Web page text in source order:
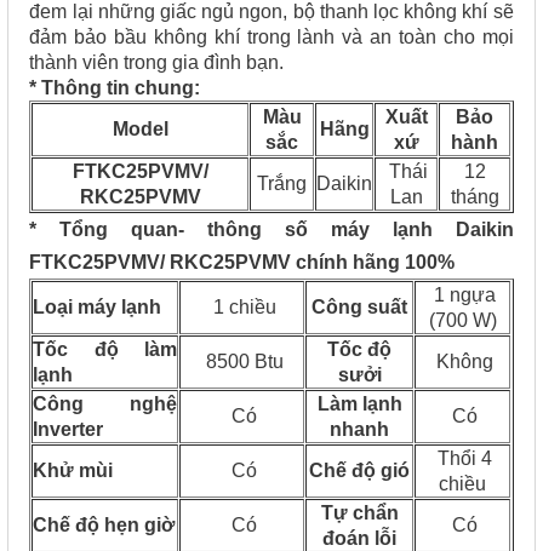
đem lại những giấc ngủ ngon, bộ thanh lọc không khí sẽ
đảm bảo bầu không khí trong lành và an toàn cho mọi
thành viên trong gia đình bạn.
* Thông tin chung:
Model
Màu
sắc
Hãng
Xuất
xứ
Bảo
hành
FTKC25PVMV/
RKC25PVMV
Trắng Daikin
Thái
Lan
12
tháng
* Tổng quan- thông số máy lạnh ​Daikin
FTKC25PVMV/ RKC25PVMV chính hãng 100%
Loại máy lạnh 1 chiều Công suất
1 ngựa
(700 W)
Tốc độ làm
lạnh
8500 Btu
Tốc độ
sưởi
Không
Công nghệ
Inverter
Có
Làm lạnh
nhanh
Có
Khử mùi Có Chế độ gió
Thổi 4
chiều
Chế độ hẹn giờ
Có
Tự chẩn
đoán lỗi
Có